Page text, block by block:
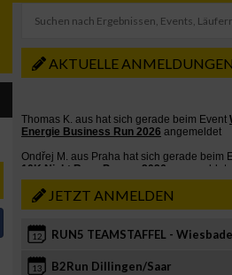
AKTUELLE ANMELDUNGEN
JETZT ANMELDEN
12 RUN5 TEAMSTAFFEL -
13 B2Run Dillingen/Saar